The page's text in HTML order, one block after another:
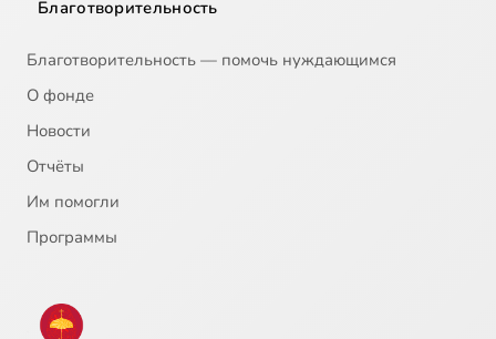
Благотворительность
Благотворительность — помочь нуждающимся
О фонде
Новости
Отчёты
Им помогли
Программы